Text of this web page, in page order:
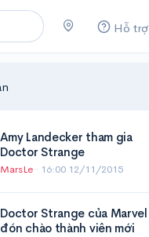
Hỗ trợ
Amy Landecker tham gia
Doctor Strange
MarsLe · 16:00 12/11/2015
Doctor Strange của Marvel
đón chào thành viên mới